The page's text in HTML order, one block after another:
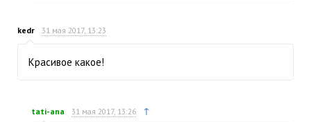
kedr 31 мая 2017, 13:23
Красивое какое!
tati-ana 31 мая 2017, 13:26 ↑